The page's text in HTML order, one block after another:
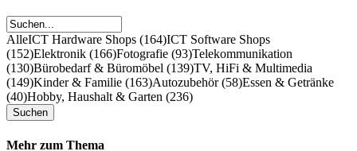
AlleICT Hardware Shops (164)ICT Software Shops
(152)Elektronik (166)Fotografie (93)Telekommunikation
(130)Bürobedarf & Büromöbel (139)TV, HiFi & Multimedia
(149)Kinder & Familie (163)Autozubehör (58)Essen & Getränke
(40)Hobby, Haushalt & Garten (236)
Mehr zum Thema